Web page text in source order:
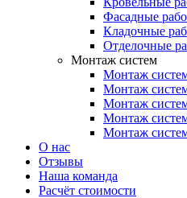
Фасадные
Кладочные
Отделочные
Монтаж систем
Монтаж
Монтаж
Монтаж
Монтаж
Монтаж
О нас
Отзывы
Наша команда
Расчёт стоимости